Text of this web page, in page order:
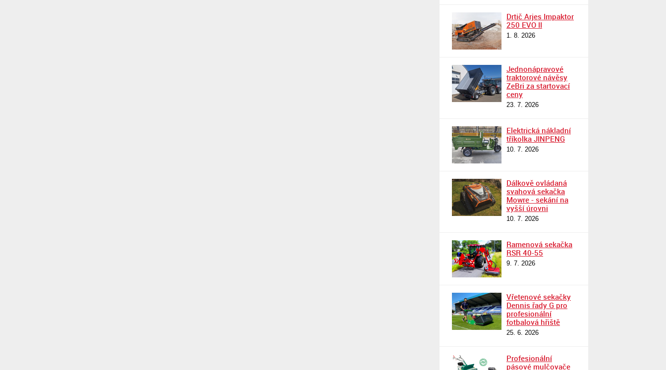
Drtič Arjes Impaktor
250 EVO II
1. 8. 2026
Jednonápravové
traktorové návěsy
ZeBri za startovací
ceny
23. 7. 2026
Elektrická nákladní
tříkolka JINPENG
10. 7. 2026
Dálkově ovládaná
svahová sekačka
Mowre - sekání na
vyšší úrovni
10. 7. 2026
Ramenová sekačka
RSR 40-55
9. 7. 2026
Vřetenové sekačky
Dennis řady G pro
profesionální
fotbalová hřiště
25. 6. 2026
Profesionální
pásové mulčovače